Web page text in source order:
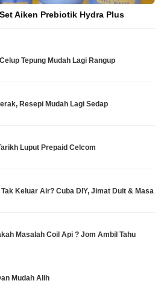
Aiken Prebiotik Hydra Plus
Tepung Mudah Lagi Rangup
Resepi Mudah Lagi Sedap
Luput Prepaid Celcom
Keluar Air? Cuba DIY, Jimat Duit & Masa
Masalah Coil Api ? Jom Ambil Tahu
Mudah Alih